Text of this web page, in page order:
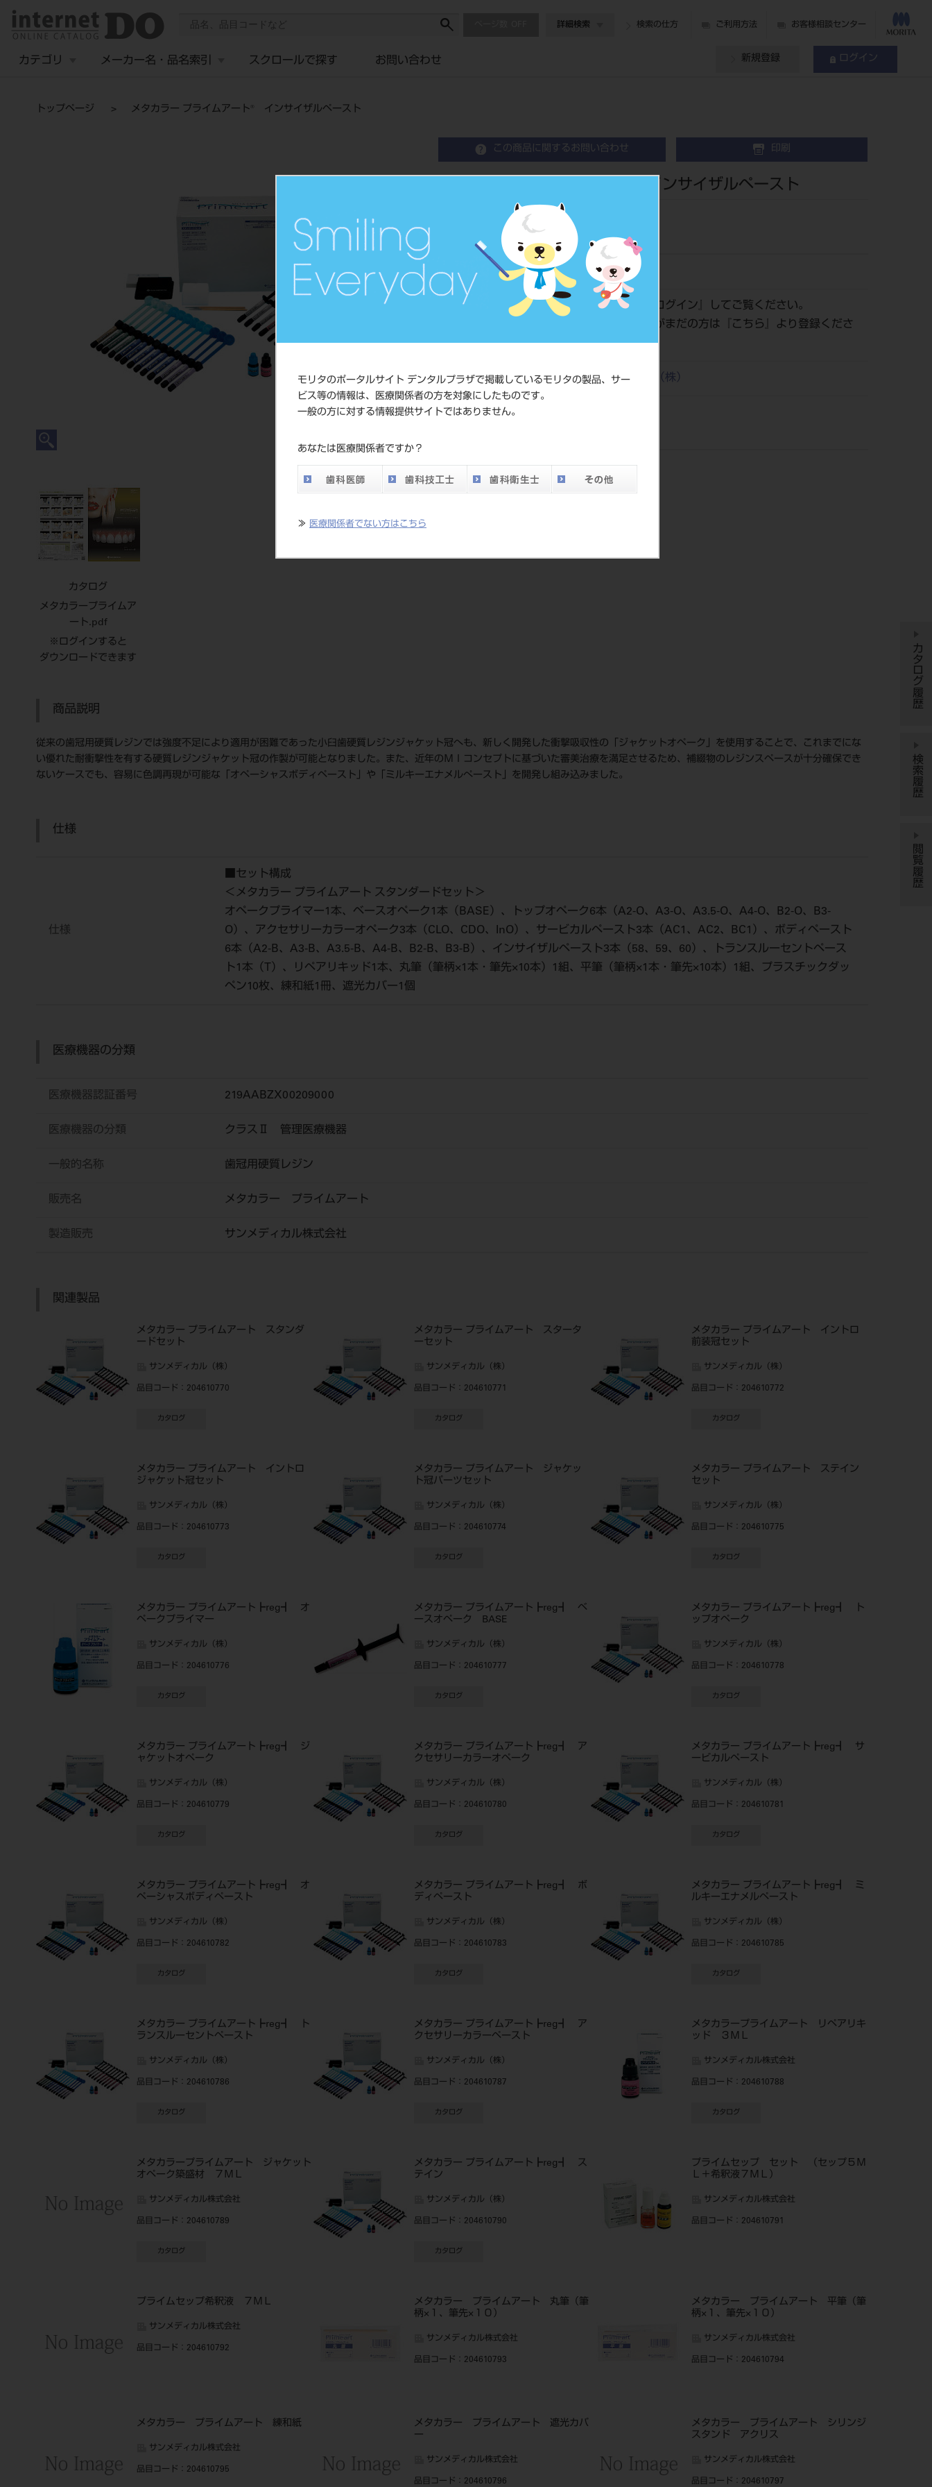
モリタのポータルサイト デンタルプラザで掲載しているモリタの製品、サー
ビス等の情報は、医療関係者の方を対象にしたものです。
一般の方に対する情報提供サイトではありません。
あなたは医療関係者ですか？
≫ 医療関係者でない方はこちら
詳細検索 検索の仕方 ご利用方法 お客様相談センター
カテゴリ メーカー名・品名索引 スクロールで探す お問い合わせ 新規登録 ログイン
トップページ メタカラー プライムアート® インサイザルペースト
この商品に関するお問い合わせ 印刷
メタカラー プライムアート® インサイザルペースト
Crown Restration Resin
歯冠用硬質レジン
品目コード 204610784
価格の確認は『 ログイン 』してご覧ください。
ネット会員登録がまだの方は『
こちら
』より登録くださ
い。
メーカー サンメディカル（株）
DO vol.26 掲載ペー
カタログ
メタカラープライムア
ート.pdf
※ログインすると
ダウンロードできます
商品説明
従来の歯冠用硬質レジンでは強度不足により適用が困難であった小臼歯硬質レジンジャケット冠へも、新しく開発した衝撃吸収性の「ジャケットオペーク」を使用することで、これまでにな
い優れた耐衝撃性を有する硬質レジンジャケット冠の作製が可能となりました。また、近年のＭＩコンセプトに基づいた審美治療を満足させるため、補綴物のレジンスペースが十分確保でき
ないケースでも、容易に色調再現が可能な「オペーシャスボディペースト」や「ミルキーエナメルぺースト」を開発し組み込みました。
仕様
仕様
■セット構成
＜メタカラー プライムアート スタンダードセット＞
オペークプライマー1本、ベースオペーク1本（BASE）、トップオペーク6本（A2-O、A3-O、A3.5-O、A4-O、B2-O、B3-
O）、アクセサリーカラーオペーク3本（CLO、CDO、InO）、サービカルペースト3本（AC1、AC2、BC1）、ボディペースト
6本（A2-B、A3-B、A3.5-B、A4-B、B2-B、B3-B）、インサイザルペースト3本（58、59、60）、トランスルーセントペース
ト1本（T）、リペアリキッド1本、丸筆（筆柄×1本・筆先×10本）1組、平筆（筆柄×1本・筆先×10本）1組、プラスチックダッ
ペン10枚、練和紙1冊、遮光カバー1個
医療機器の分類
医療機器認証番号 219AABZX00209000
医療機器の分類 クラスⅡ 管理医療機器
一般的名称 歯冠用硬質レジン
販売名 メタカラー プライムアート
製造販売 サンメディカル株式会社
関連製品
メタカラー プライムアート スタンダ
ードセット
サンメディカル（株）
品目コード ：204610770
カタログ
メタカラー プライムアート スタータ
ーセット
サンメディカル（株）
品目コード ：204610771
カタログ
メタカラー プライムアート イントロ
前装冠セット
サンメディカル（株）
品目コード ：204610772
カタログ
メタカラー プライムアート イントロ
ジャケット冠セット
サンメディカル（株）
品目コード ：204610773
カタログ
メタカラー プライムアート ジャケッ
ト冠パーツセット
サンメディカル（株）
品目コード ：204610774
カタログ
メタカラー プライムアート ステイン
セット
サンメディカル（株）
品目コード ：204610775
カタログ
メタカラー プライムアート┣reg┫ オ
ペークプライマー
サンメディカル（株）
品目コード ：204610776
カタログ
メタカラー プライムアート┣reg┫ ベ
ースオペーク BASE
サンメディカル（株）
品目コード ：204610777
カタログ
メタカラー プライムアート┣reg┫ ト
ップオペーク
サンメディカル（株）
品目コード ：204610778
カタログ
メタカラー プライムアート┣reg┫ ジ
ャケットオペーク
サンメディカル（株）
品目コード ：204610779
カタログ
メタカラー プライムアート┣reg┫ ア
クセサリーカラーオペーク
サンメディカル（株）
品目コード ：204610780
カタログ
メタカラー プライムアート┣reg┫ サ
ービカルペースト
サンメディカル（株）
品目コード ：204610781
カタログ
メタカラー プライムアート┣reg┫ オ
ペーシャスボディペースト
サンメディカル（株）
品目コード ：204610782
カタログ
メタカラー プライムアート┣reg┫ ボ
ディペースト
サンメディカル（株）
品目コード ：204610783
カタログ
メタカラー プライムアート┣reg┫ ミ
ルキーエナメルペースト
サンメディカル（株）
品目コード ：204610785
カタログ
メタカラー プライムアート┣reg┫ ト
ランスルーセントペースト
サンメディカル（株）
品目コード ：204610786
カタログ
メタカラー プライムアート┣reg┫ ア
クセサリーカラーペースト
サンメディカル（株）
品目コード ：204610787
カタログ
メタカラープライムアート リペアリキ
ッド ３ＭＬ
サンメディカル株式会社
品目コード ：204610788
カタログ
メタカラープライムアート ジャケット
オペーク築盛材 ７ＭＬ
サンメディカル株式会社
品目コード ：204610789
カタログ
メタカラー プライムアート┣reg┫ ス
テイン
サンメディカル（株）
品目コード ：204610790
カタログ
プライムセップ セット （セップ５Ｍ
Ｌ＋希釈液７ＭＬ）
サンメディカル株式会社
品目コード ：204610791
プライムセップ希釈液 ７ＭＬ
サンメディカル株式会社
品目コード ：204610792
メタカラー プライムアート 丸筆（筆
柄×１、筆先×１０）
サンメディカル株式会社
品目コード ：204610793
メタカラー プライムアート 平筆（筆
柄×１、筆先×１０）
サンメディカル株式会社
品目コード ：204610794
メタカラー プライムアート 練和紙
サンメディカル株式会社
品目コード ：204610795
メタカラー プライムアート 遮光カバ
ー
サンメディカル株式会社
品目コード ：204610796
メタカラー プライムアート シリンジ
スタンド アクリス
サンメディカル株式会社
品目コード ：204610797
カタログ履歴
検索履歴
閲覧履歴